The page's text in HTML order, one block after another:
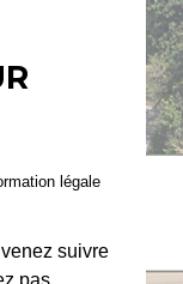
légale
suivre
pas